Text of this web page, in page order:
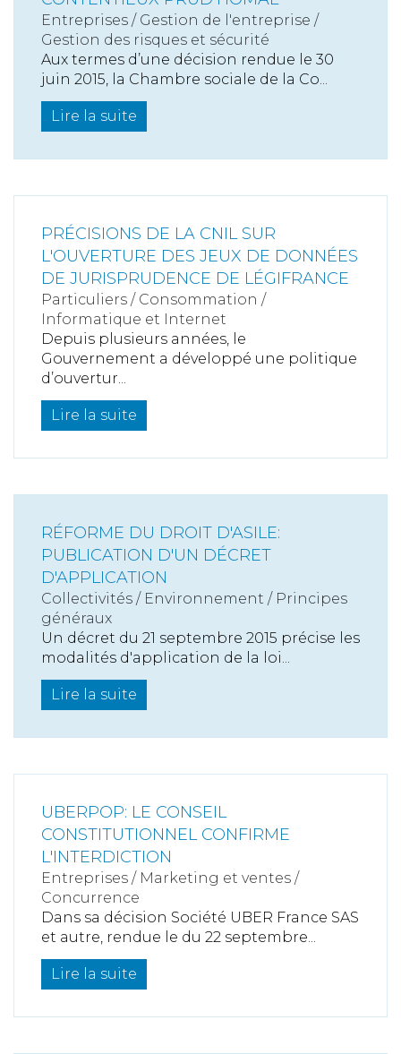
Entreprises / Gestion de l'entreprise /
Gestion des risques et sécurité
Aux termes d’une décision rendue le 30
juin 2015, la Chambre sociale de la Co...
Lire la suite
PRÉCISIONS DE LA CNIL SUR
L'OUVERTURE DES JEUX DE DONNÉES
DE JURISPRUDENCE DE LÉGIFRANCE
Particuliers / Consommation /
Informatique et Internet
Depuis plusieurs années, le
Gouvernement a développé une politique
d’ouvertur...
Lire la suite
RÉFORME DU DROIT D'ASILE:
PUBLICATION D'UN DÉCRET
D'APPLICATION
Collectivités / Environnement / Principes
généraux
Un décret du 21 septembre 2015 précise les
modalités d'application de la loi...
Lire la suite
UBERPOP: LE CONSEIL
CONSTITUTIONNEL CONFIRME
L'INTERDICTION
Entreprises / Marketing et ventes /
Concurrence
Dans sa décision Société UBER France SAS
et autre, rendue le du 22 septembre...
Lire la suite